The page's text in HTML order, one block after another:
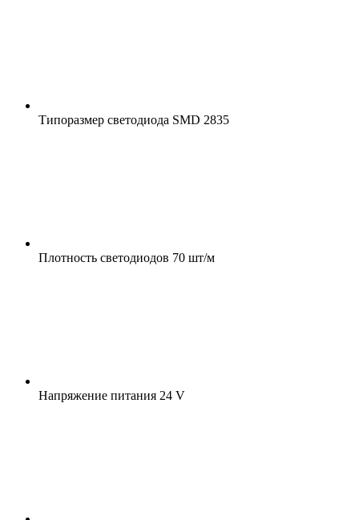
Типоразмер светодиода SMD 2835
Плотность светодиодов 70 шт/м
Напряжение питания 24 V